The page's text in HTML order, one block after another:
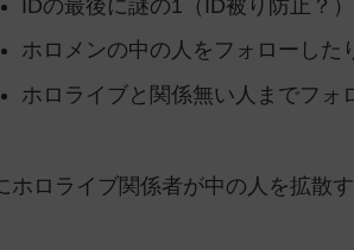
IDの最後に謎の1（ID被り防止？）
ホロメンの中の人をフォローし
ホロライブと関係無い人までフォ
ホロライブ関係者が中の人を拡散